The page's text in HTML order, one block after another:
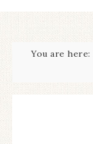
You are here: